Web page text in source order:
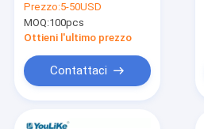
distribuzione della
copertura MCB
dell'ABS 4 con la
Prezzo:5-50USD
MOQ:100pcs
Ottieni l'ultimo prezzo
Contattaci